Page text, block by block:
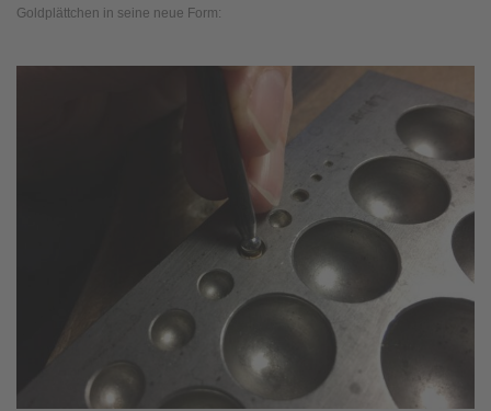
Goldplättchen in seine neue Form: